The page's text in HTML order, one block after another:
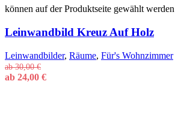
können auf der Produktseite gewählt werden
Leinwandbild Kreuz Auf Holz
Leinwandbilder, Räume, Für's Wohnzimmer
ab30,00€
ab 24,00 €